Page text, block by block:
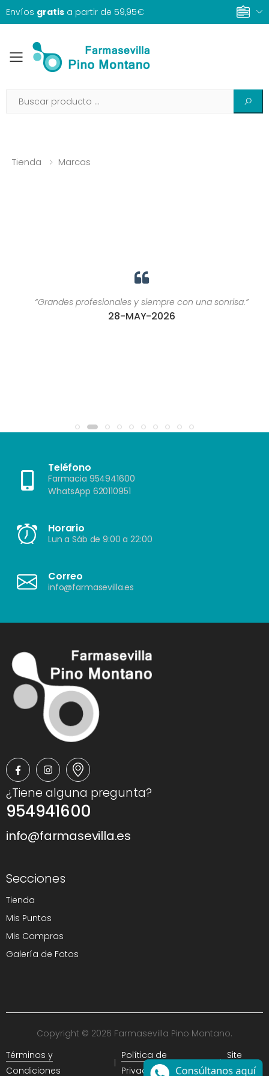
Envíos gratis a partir de 59,95€
Toggle mobile menu
Tienda Marcas
“Grandes profesionales y siempre con una sonrisa.”
28-MAY-2026
Teléfono
Farmacia 954941600
WhatsApp 620110951
Horario
Lun a Sáb de 9:00 a 22:00
Correo
info@farmasevilla.es
¿Tiene alguna pregunta?
954941600
info@farmasevilla.es
Secciones
Tienda
Mis Puntos
Mis Compras
Galería de Fotos
Copyright © 2026 Farmasevilla Pino Montano.
Términos y
Condiciones
Política de
Privacidad
Site
Map